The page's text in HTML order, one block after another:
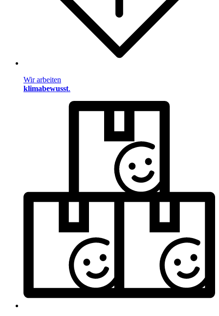
Wir arbeiten
klimabewusst.